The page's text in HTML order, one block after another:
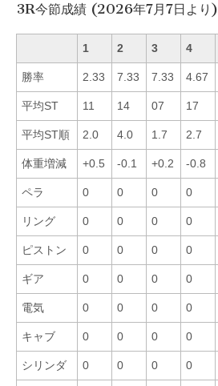
3R今節成績 (2026年7月7日より)
1 2 3 4
勝率 2.33 7.33 7.33 4.67
平均ST 11 14 07 17
平均ST順 2.0 4.0 1.7 2.7
体重増減 +0.5 -0.1 +0.2 -0.8
ペラ 0 0 0 0
リング 0 0 0 0
ピストン 0 0 0 0
ギア 0 0 0 0
電気 0 0 0 0
キャブ 0 0 0 0
シリンダ 0 0 0 0